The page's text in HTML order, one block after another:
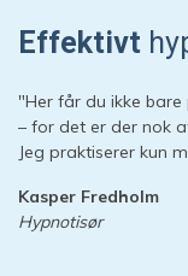
Effektivt
"Her får du ikke
– for det er der nok
Jeg praktiserer kun
Kasper Fredholm
Hypnotisør
Sessioner